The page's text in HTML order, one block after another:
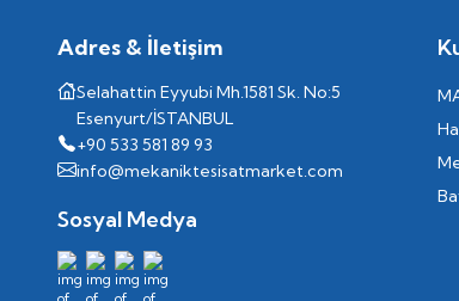
Adres & İletişim
Selahattin Eyyubi Mh.1581 Sk. No:5
Esenyurt/İSTANBUL
+90 533 581 89 93
info@mekaniktesisatmarket.com
Sosyal Medya